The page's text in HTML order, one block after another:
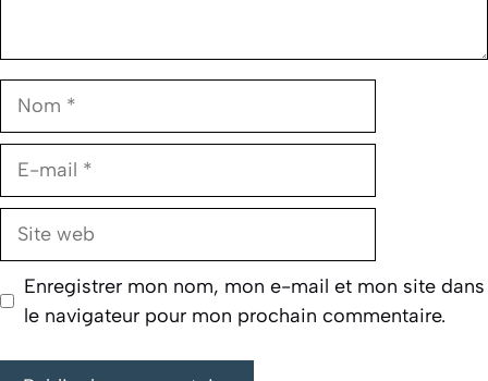
Nom
E-
Site
Enregistrer mon nom, mon e-mail et mon site dans
le navigateur pour mon prochain commentaire.